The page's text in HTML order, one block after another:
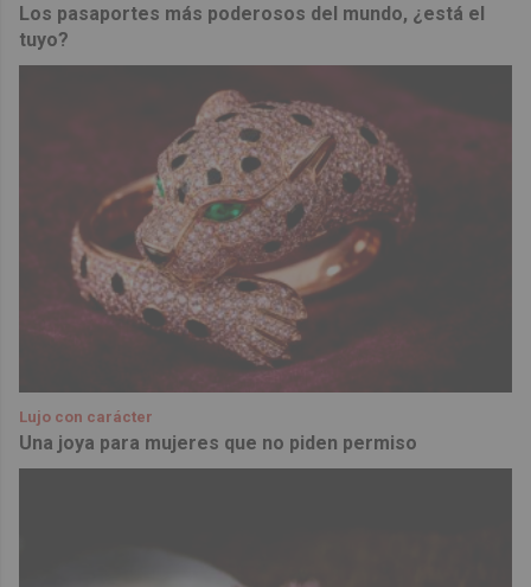
Los pasaportes más poderosos del mundo, ¿está el
tuyo?
Lujo con carácter
Una joya para mujeres que no piden permiso